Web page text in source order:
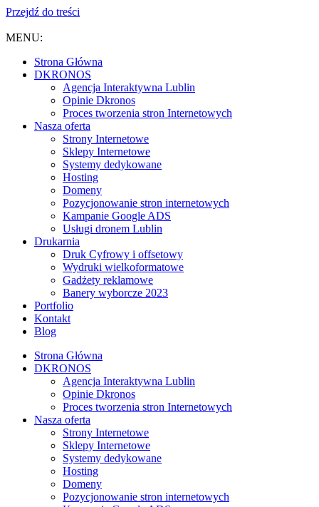
Przejdź do treści
MENU:
Strona Główna
DKRONOS
️Agencja Interaktywna Lublin
Opinie Dkronos
Proces tworzenia stron Internetowych
Nasza oferta
Strony Internetowe
Sklepy Internetowe
Systemy dedykowane
Hosting
Domeny
Pozycjonowanie stron internetowych
Kampanie Google ADS
Usługi dronem Lublin
Drukarnia
Druk Cyfrowy i offsetowy
Wydruki wielkoformatowe
Gadżety reklamowe
Banery wyborcze 2023
Portfolio
Kontakt
Blog
Strona Główna
DKRONOS
️Agencja Interaktywna Lublin
Opinie Dkronos
Proces tworzenia stron Internetowych
Nasza oferta
Strony Internetowe
Sklepy Internetowe
Systemy dedykowane
Hosting
Domeny
Pozycjonowanie stron internetowych